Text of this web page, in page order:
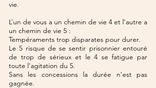
vie.
L’un de vous a un chemin de vie 4 et l’autre a
un chemin de vie 5 :
Tempéraments trop disparates pour durer.
Le 5 risque de se sentir prisonnier entouré
de trop de sérieux et le 4 se fatigue par
toute l’agitation du 5.
Sans les concessions la durée n’est pas
gagnée.